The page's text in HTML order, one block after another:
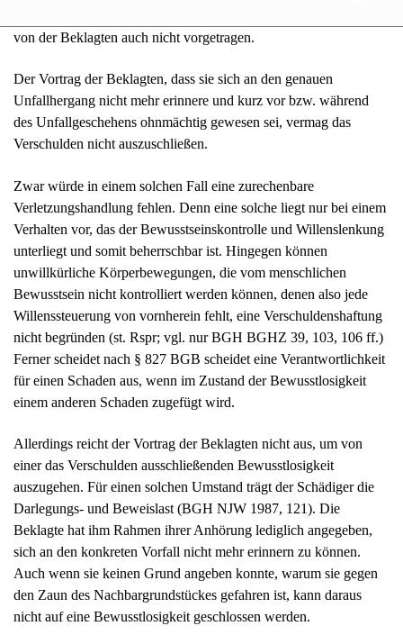
von der Beklagten auch nicht vorgetragen.
Der Vortrag der Beklagten, dass sie sich an den genauen
Unfallhergang nicht mehr erinnere und kurz vor bzw. während
des Unfallgeschehens ohnmächtig gewesen sei, vermag das
Verschulden nicht auszuschließen.
Zwar würde in einem solchen Fall eine zurechenbare
Verletzungshandlung fehlen. Denn eine solche liegt nur bei einem
Verhalten vor, das der Bewusstseinskontrolle und Willenslenkung
unterliegt und somit beherrschbar ist. Hingegen können
unwillkürliche Körperbewegungen, die vom menschlichen
Bewusstsein nicht kontrolliert werden können, denen also jede
Willenssteuerung von vornherein fehlt, eine Verschuldenshaftung
nicht begründen (st. Rspr; vgl. nur BGH BGHZ 39, 103, 106 ff.)
Ferner scheidet nach § 827 BGB scheidet eine Verantwortlichkeit
für einen Schaden aus, wenn im Zustand der Bewusstlosigkeit
einem anderen Schaden zugefügt wird.
Allerdings reicht der Vortrag der Beklagten nicht aus, um von
einer das Verschulden ausschließenden Bewusstlosigkeit
auszugehen. Für einen solchen Umstand trägt der Schädiger die
Darlegungs- und Beweislast (BGH NJW 1987, 121). Die
Beklagte hat ihm Rahmen ihrer Anhörung lediglich angegeben,
sich an den konkreten Vorfall nicht mehr erinnern zu können.
Auch wenn sie keinen Grund angeben konnte, warum sie gegen
den Zaun des Nachbargrundstückes gefahren ist, kann daraus
nicht auf eine Bewusstlosigkeit geschlossen werden.